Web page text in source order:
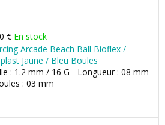
€ En stock
Arcade Beach Ball Bioflex /
Jaune / Bleu Boules
: 1.2 mm / 16 G - Longueur : 08 mm
: 03 mm